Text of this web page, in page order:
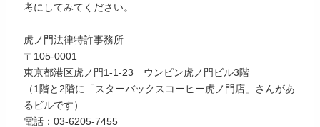
考にしてみてください。
虎ノ門法律特許事務所
〒105-0001
東京都港区虎ノ門1-1-23 ウンピン虎ノ門ビル3階
（1階と2階に「スターバックスコーヒー虎ノ門店」さんがあ
るビルです）
電話：03-6205-7455